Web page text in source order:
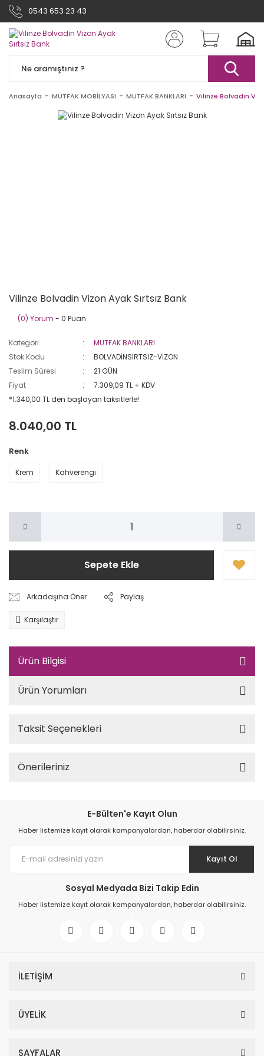
0543 653 23 43
Anasayfa MUTFAK MOBİLYASI MUTFAK BANKLARI Vilinze Bolvadin
Vilinze Bolvadin Vizon Ayak Sırtsız Bank
(0) Yorum - 0 Puan
Kategori
MUTFAK BANKLARI
Stok Kodu
BOLVADİNSIRTSIZ-VİZON
Teslim Süresi
21 GÜN
Fiyat
7.309,09 TL + KDV
*1.340,00 TL den başlayan taksitlerle!
8.040,00 TL
Renk
Krem Kahverengi
Sepete Ekle
Arkadaşına Öner Paylaş
Karşılaştır
Ürün Bilgisi
Ürün Yorumları
Taksit Seçenekleri
Önerileriniz
E-Bülten'e Kayıt Olun
Haber listemize kayıt olarak kampanyalardan, haberdar olabilirsiniz.
Kayıt Ol
Sosyal Medyada Bizi Takip Edin
Haber listemize kayıt olarak kampanyalardan, haberdar olabilirsiniz.
İLETİŞİM
ÜYELİK
SAYFALAR